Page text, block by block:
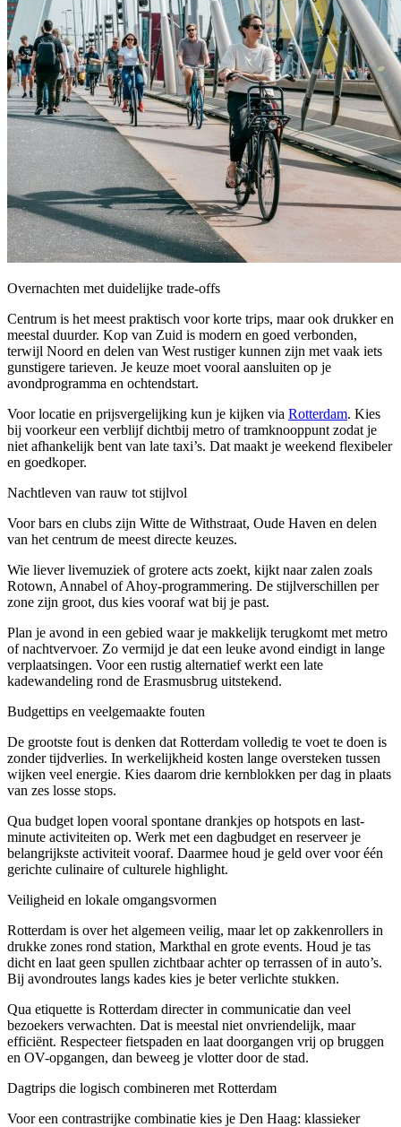
Overnachten met duidelijke trade-offs
Centrum is het meest praktisch voor korte trips, maar ook drukker en
meestal duurder. Kop van Zuid is modern en goed verbonden,
terwijl Noord en delen van West rustiger kunnen zijn met vaak iets
gunstigere tarieven. Je keuze moet vooral aansluiten op je
avondprogramma en ochtendstart.
Voor locatie en prijsvergelijking kun je kijken via Rotterdam. Kies
bij voorkeur een verblijf dichtbij metro of tramknooppunt zodat je
niet afhankelijk bent van late taxi’s. Dat maakt je weekend flexibeler
en goedkoper.
Nachtleven van rauw tot stijlvol
Voor bars en clubs zijn Witte de Withstraat, Oude Haven en delen
van het centrum de meest directe keuzes.
Wie liever livemuziek of grotere acts zoekt, kijkt naar zalen zoals
Rotown, Annabel of Ahoy-programmering. De stijlverschillen per
zone zijn groot, dus kies vooraf wat bij je past.
Plan je avond in een gebied waar je makkelijk terugkomt met metro
of nachtvervoer. Zo vermijd je dat een leuke avond eindigt in lange
verplaatsingen. Voor een rustig alternatief werkt een late
kadewandeling rond de Erasmusbrug uitstekend.
Budgettips en veelgemaakte fouten
De grootste fout is denken dat Rotterdam volledig te voet te doen is
zonder tijdverlies. In werkelijkheid kosten lange oversteken tussen
wijken veel energie. Kies daarom drie kernblokken per dag in plaats
van zes losse stops.
Qua budget lopen vooral spontane drankjes op hotspots en last-
minute activiteiten op. Werk met een dagbudget en reserveer je
belangrijkste activiteit vooraf. Daarmee houd je geld over voor één
gerichte culinaire of culturele highlight.
Veiligheid en lokale omgangsvormen
Rotterdam is over het algemeen veilig, maar let op zakkenrollers in
drukke zones rond station, Markthal en grote events. Houd je tas
dicht en laat geen spullen zichtbaar achter op terrassen of in auto’s.
Bij avondroutes langs kades kies je beter verlichte stukken.
Qua etiquette is Rotterdam directer in communicatie dan veel
bezoekers verwachten. Dat is meestal niet onvriendelijk, maar
efficiënt. Respecteer fietspaden en laat doorgangen vrij op bruggen
en OV-opgangen, dan beweeg je vlotter door de stad.
Dagtrips die logisch combineren met Rotterdam
Voor een contrastrijke combinatie kies je Den Haag: klassieker